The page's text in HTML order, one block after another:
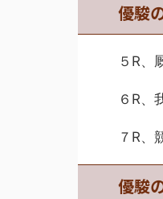
優駿
５R、
６R、
７R、
優駿